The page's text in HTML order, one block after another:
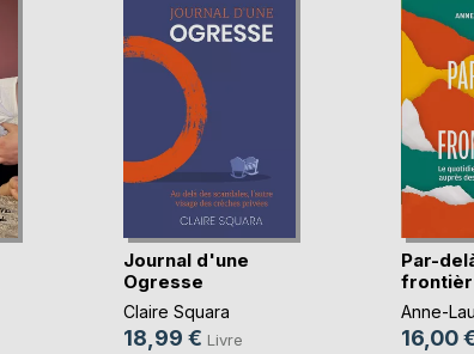
Journal d'une
Ogresse
Claire Squara
18,99 € Livre
Par-
Anne-
16,00